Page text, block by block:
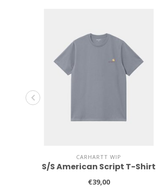
CARHARTT WIP
S/S American Script T-Shirt
€39,00